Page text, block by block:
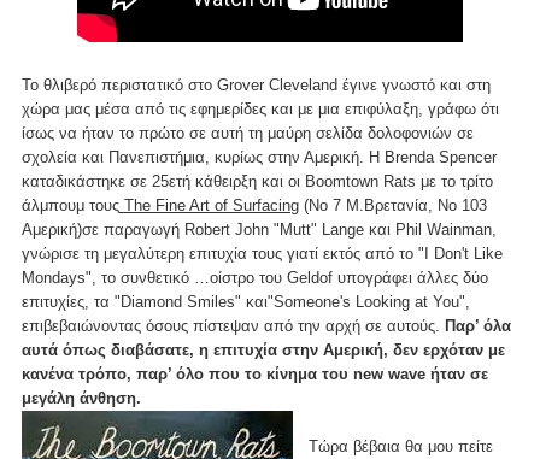
Το θλιβερό περιστατικό στο Grover Cleveland έγινε γνωστό και στη
χώρα μας μέσα από τις εφημερίδες και με μια επιφύλαξη, γράφω ότι
ίσως να ήταν το πρώτο σε αυτή τη μαύρη σελίδα δολοφονιών σε
σχολεία και Πανεπιστήμια, κυρίως στην Αμερική. Η Brenda Spencer
καταδικάστηκε σε 25ετή κάθειρξη και οι Boomtown Rats με το τρίτο
άλμπουμ τους The Fine Art of Surfacing (Νο 7 Μ.Βρετανία, Νο 103
Αμερική)σε παραγωγή Robert John "Mutt" Lange και Phil Wainman,
γνώρισε τη μεγαλύτερη επιτυχία τους γιατί εκτός από το "I Don't Like
Mondays", το συνθετικό …οίστρο του Geldof υπογράφει άλλες δύο
επιτυχίες, τα "Diamond Smiles" και"Someone's Looking at You",
επιβεβαιώνοντας όσους πίστεψαν από την αρχή σε αυτούς. Παρ’ όλα
αυτά όπως διαβάσατε, η επιτυχία στην Αμερική, δεν ερχόταν με
κανένα τρόπο, παρ’ όλο που το κίνημα του new wave ήταν σε
μεγάλη άνθηση.
Τώρα βέβαια θα μου πείτε